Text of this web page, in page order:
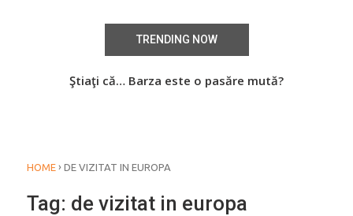
TRENDING NOW
Ştiaţi că… Barza este o pasăre mută?
Știați că… Roşiile îsi păstrează substanţele benefice
HOME › DE VIZITAT IN EUROPA
Tag: de vizitat in europa